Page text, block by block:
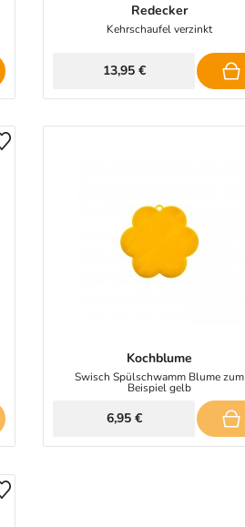
Redecker
Kehrschaufel verzinkt
13,95 €
Kochblume
Swisch Spülschwamm Blume zum
Beispiel gelb
6,95 €